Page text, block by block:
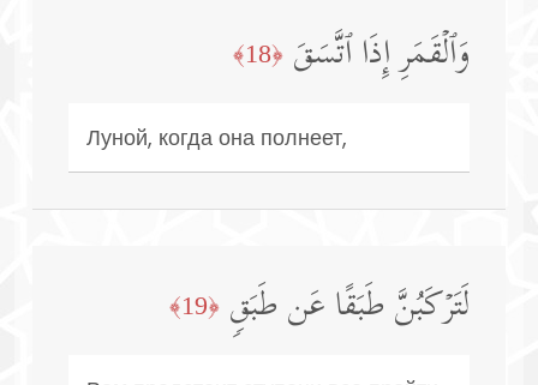
وَٱلۡقَمَرِ إِذَا ٱتَّسَقَ ﴿18﴾
Луной, когда она полнеет,
لَتَرۡكَبُنَّ طَبَقًا عَن طَبَقࣲ ﴿19﴾